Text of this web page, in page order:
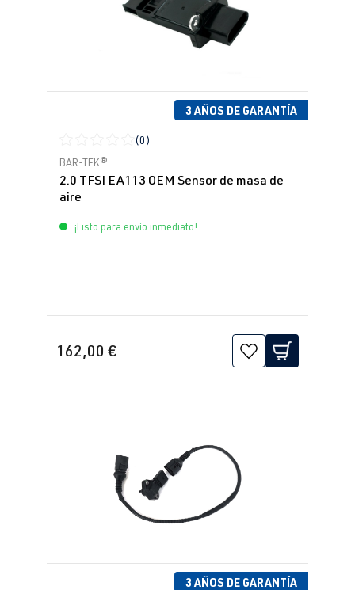
3 AÑOS DE GARANTÍA
Calificación promedio de 0 de 5 estrellas
(0)
BAR-TEK®
2.0 TFSI EA113 OEM Sensor de masa de
aire
¡Listo para envío inmediato!
162,00 €
3 AÑOS DE GARANTÍA